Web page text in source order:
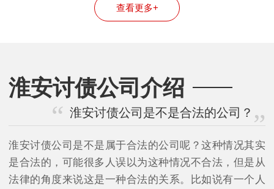
查看更多+
淮安讨债公司介绍
淮安讨债公司是不是合法的公司？
淮安讨债公司是不是属于合法的公司呢？这种情况其实
是合法的，可能很多人误以为这种情况不合法，但是从
法律的角度来说这是一种合法的关系。比如说有一个人